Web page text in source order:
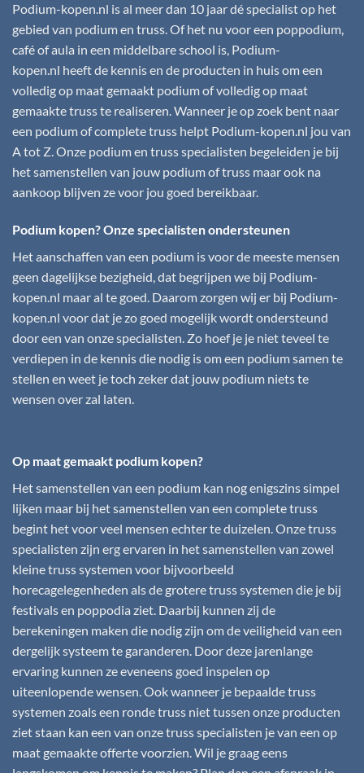
Podium-kopen.nl is al meer dan 10 jaar dé specialist op het
gebied van podium en truss. Of het nu voor een poppodium,
café of aula in een middelbare school is, Podium-
kopen.nl heeft de kennis en de producten in huis om een
volledig op maat gemaakt podium of volledig op maat
gemaakte truss te realiseren. Wanneer je op zoek bent naar
een podium of complete truss helpt Podium-kopen.nl jou van
A tot Z. Onze podium en truss specialisten begeleiden je bij
het samenstellen van jouw podium of truss maar ook na
aankoop blijven ze voor jou goed bereikbaar.
Podium kopen? Onze specialisten ondersteunen
Het aanschaffen van een podium is voor de meeste mensen
geen dagelijkse bezigheid, dat begrijpen we bij Podium-
kopen.nl maar al te goed. Daarom zorgen wij er bij Podium-
kopen.nl voor dat je zo goed mogelijk wordt ondersteund
door een van onze specialisten. Zo hoef je je niet teveel te
verdiepen in de kennis die nodig is om een podium samen te
stellen en weet je toch zeker dat jouw podium niets te
wensen over zal laten.
Op maat gemaakt podium kopen?
Het samenstellen van een podium kan nog enigszins simpel
lijken maar bij het samenstellen van een complete truss
begint het voor veel mensen echter te duizelen. Onze truss
specialisten zijn erg ervaren in het samenstellen van zowel
kleine truss systemen voor bijvoorbeeld
horecagelegenheden als de grotere truss systemen die je bij
festivals en poppodia ziet. Daarbij kunnen zij de
berekeningen maken die nodig zijn om de veiligheid van een
dergelijk systeem te garanderen. Door deze jarenlange
ervaring kunnen ze eveneens goed inspelen op
uiteenlopende wensen. Ook wanneer je bepaalde truss
systemen zoals een ronde truss niet tussen onze producten
ziet staan kan een van onze truss specialisten je van een op
maat gemaakte offerte voorzien. Wil je graag eens